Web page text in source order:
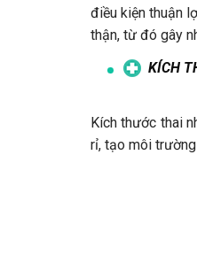
điều kiện thuận
thận, từ đó gây
KÍCH
Kích thước thai
rỉ, tạo môi